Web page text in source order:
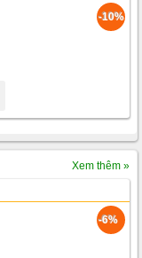
-10%
Xem thêm »
-6%